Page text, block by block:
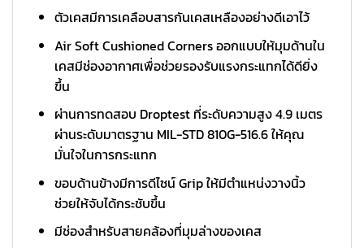
ตัวเคสมีการเคลือบสารกันเคสเหลืองอย่างดีเอาไว้
Air Soft Cushioned Corners ออกแบบให้มุมด้านใน
เคสมีช่องอากาศเพื่อช่วยรองรับแรงกระแทกได้ดียิ่ง
ขึ้น
ผ่านการทดสอบ Droptest ที่ระดับความสูง 4.9 เมตร
ผ่านระดับมาตรฐาน MIL-STD 810G-516.6 ให้คุณ
มั่นใจในการกระแทก
ขอบด้านข้างมีการดีไซน์ Grip ให้มีตำแหน่งวางนิ้ว
ช่วยให้จับได้กระชับขึ้น
มีช่องสำหรับสายคล้องที่มุมล่างของเคส